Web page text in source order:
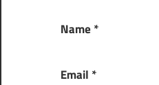
Name *
Email *